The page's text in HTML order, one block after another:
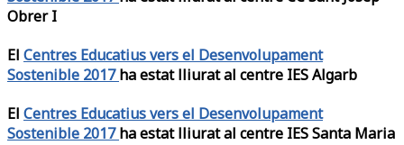
Obrer I
El Centres Educatius vers el Desenvolupament
Sostenible 2017ha estat lliurat al centre IES Algarb
El Centres Educatius vers el Desenvolupament
Sostenible 2017ha estat lliurat al centre IES Santa Maria